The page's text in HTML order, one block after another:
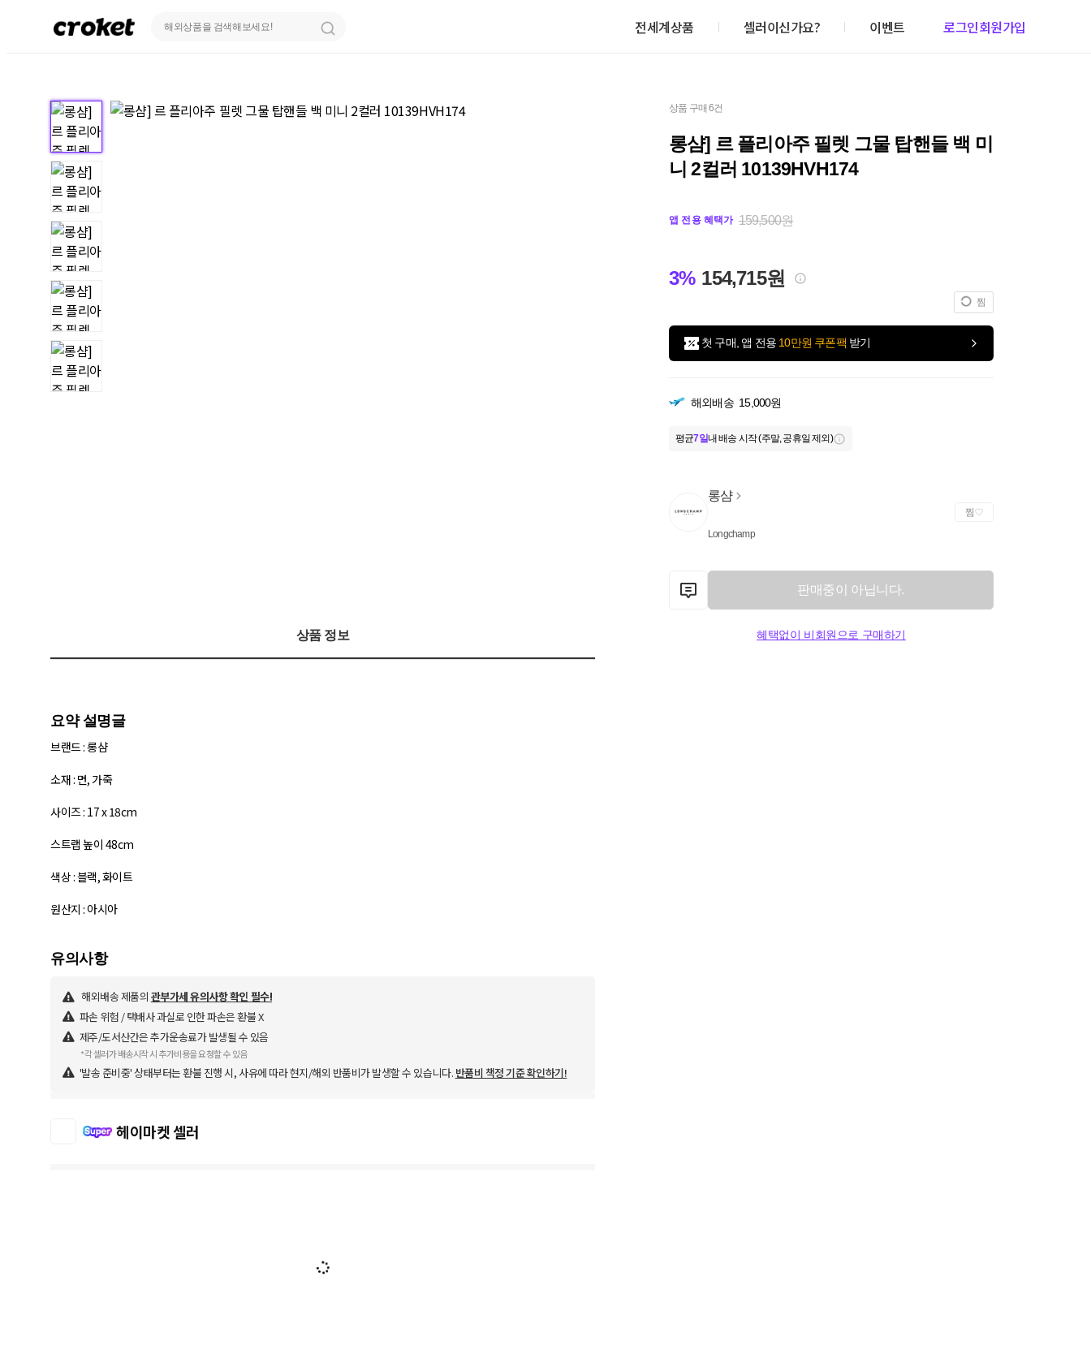
전세계상품 셀러이신가요? 이벤트 로그인회원가입
상품 구매 6건
롱샴] 르 플리아주 필렛 그물 탑핸들 백 미
니 2컬러 10139HVH174
앱 전용 혜택가 159,500원
3% 154,715원
찜
첫 구매, 앱 전용 10만원 쿠폰팩 받기
해외배송 15,000원
평균7일내 배송 시작 (주말, 공휴일 제외)
롱샴
Longchamp
찜
판매중이 아닙니다.
혜택없이 비회원으로 구매하기
상품 정보
요약 설명글
브랜드 : 롱샴
소재 : 면, 가죽
사이즈 : 17 x 18cm
스트랩 높이 48cm
색상 : 블랙, 화이트
원산지 : 아시아
유의사항
해외배송 제품의 관부가세 유의사항 확인 필수!
파손 위험 / 택배사 과실로 인한 파손은 환불 X
제주/도서산간은 추가운송료가 발생될 수 있음
*각 셀러가 배송시작 시 추가비용을 요청할 수 있음
'발송 준비중' 상태부터는 환불 진행 시, 사유에 따라 현지/해외 반품비가 발생할 수 있습니다. 반품비 책정 기준 확인하기!
헤이마켓 셀러